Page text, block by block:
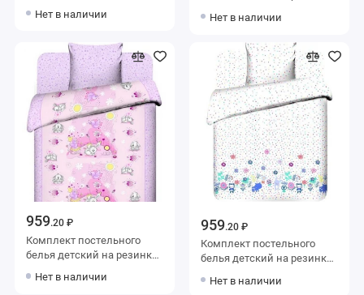
наволочкой 70х70 Рисунок
Нет в наличии
наволочкой 40х60
Нет в наличии
959.20 ₽
Комплект постельного
белья детский на резинке
наволочкой 40х60
Нет в наличии
959.20 ₽
Комплект постельного
белья детский на резинке
наволочкой 40х60
Нет в наличии